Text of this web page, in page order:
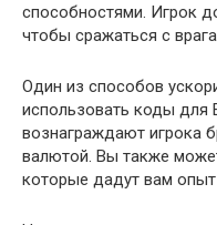
способностями. Игрок
чтобы сражаться с
Один из способов
использовать коды для
вознаграждают игрока
валютой. Вы также
которые дадут вам опыт